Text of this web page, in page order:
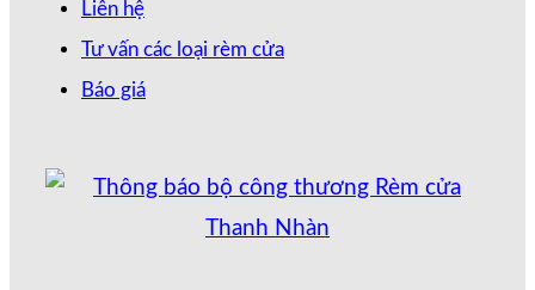
Liên hệ
Tư vấn các loại rèm cửa
Báo giá